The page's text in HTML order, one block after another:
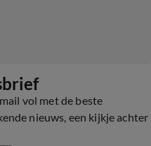
vol met de beste
nieuws, een kijkje achter